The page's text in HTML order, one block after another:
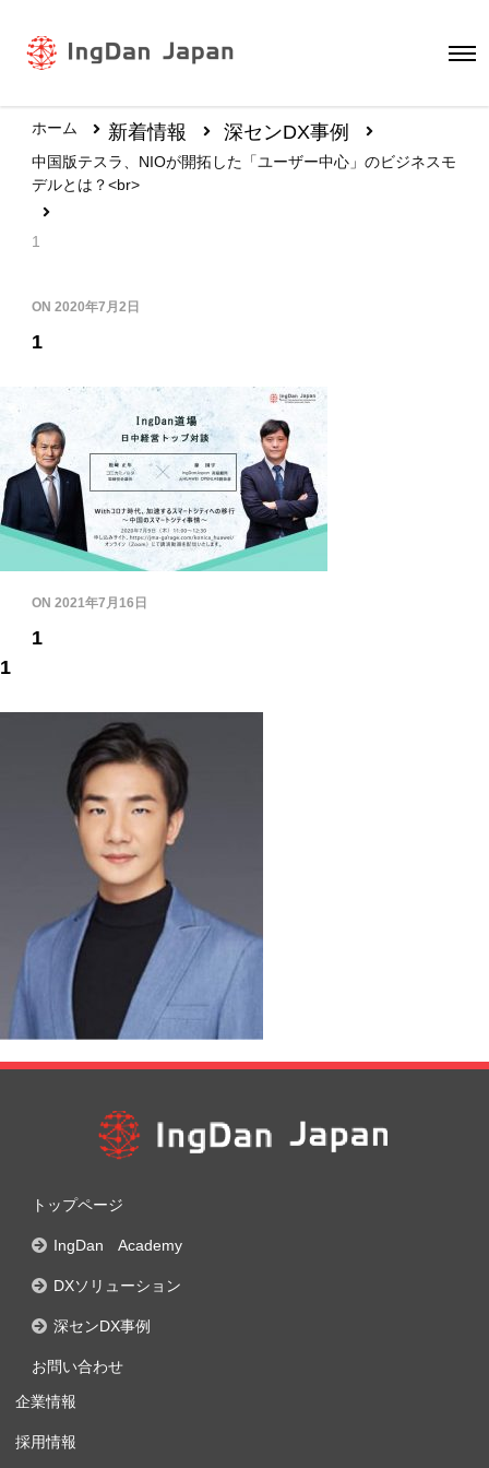
ホーム 新着情報 深センDX事例
中国版テスラ、NIOが開拓した「ユーザー中心」のビジネスモ
デルとは？<br>
1
ON 2020年7月2日
1
ON 2021年7月16日
1
1
トップページ
IngDan Academy
DXソリューション
深センDX事例
お問い合わせ
企業情報
採用情報